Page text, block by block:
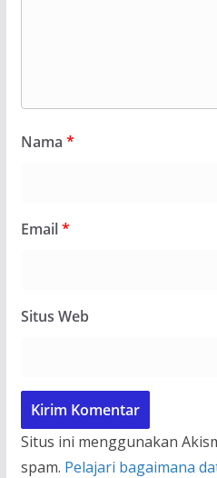
Nama *
Email*
Situs Web
Situs ini menggunakan
spam. Pelajari bagaimana